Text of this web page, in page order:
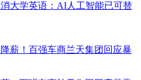
大学英语：AI人工智能已可替